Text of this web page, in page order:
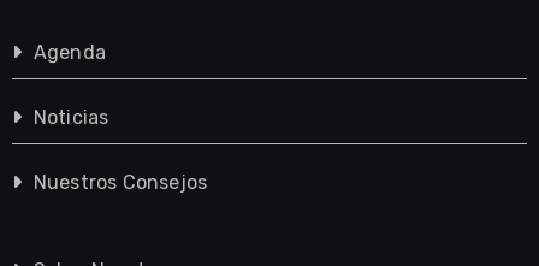
Agenda
Noticias
Nuestros Consejos